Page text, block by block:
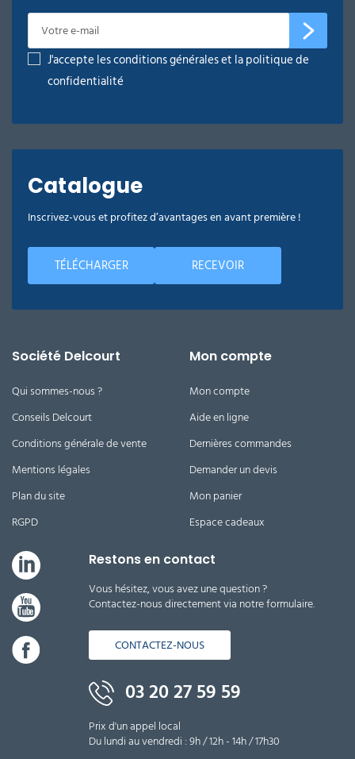
J'accepte les conditions générales et la politique de
confidentialité
Catalogue
Inscrivez-vous et profitez d’avantages en avant première !
TÉLÉCHARGER RECEVOIR
Société Delcourt
Qui sommes-nous ?
Conseils Delcourt
Conditions générale de vente
Mentions légales
Plan du site
RGPD
Mon compte
Mon compte
Aide en ligne
Dernières commandes
Demander un devis
Mon panier
Espace cadeaux
Restons en contact
Vous hésitez, vous avez une question ?
Contactez-nous directement via notre formulaire.
CONTACTEZ-NOUS
03 20 27 59 59
Prix d'un appel local
Du lundi au vendredi : 9h / 12h - 14h / 17h30